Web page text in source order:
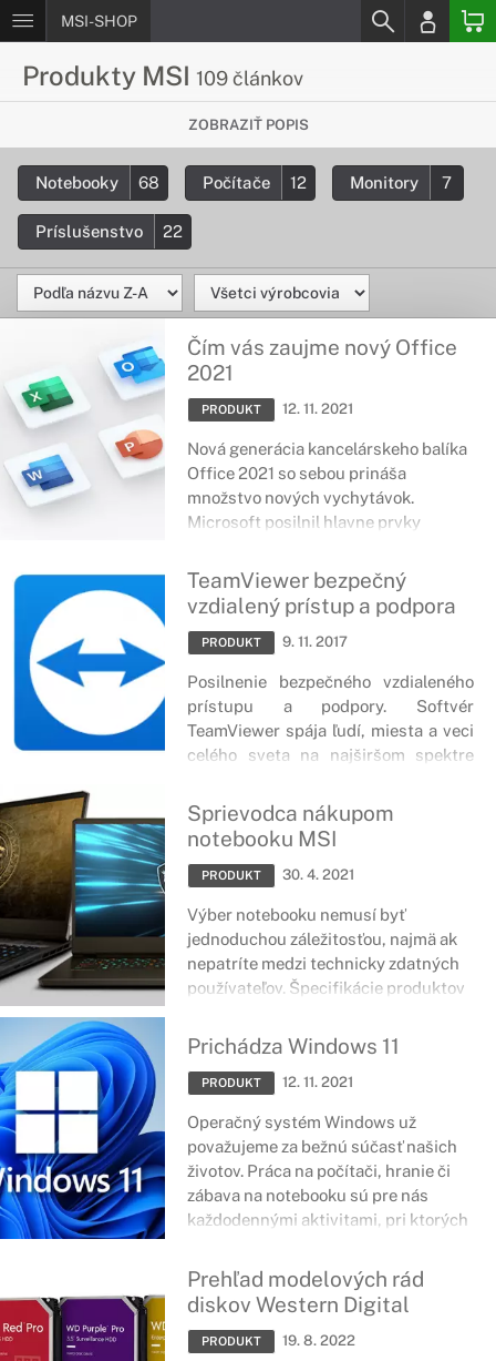
MSI-SHOP
Produkty MSI 109 článkov
Všetko, čo chceš vedieť o MSI
produktoch
Všetky informácie týkajúce sa produktov MSI. Podrobné
detaily o produktových technológiach a komponentoch.
ZOBRAZIŤ POPIS
Notebooky 68 Počítače 12 Monitory 7
Príslušenstvo 22
Čím vás zaujme nový Office
2021
PRODUKT 12. 11. 2021
Nová generácia kancelárskeho balíka
Office 2021 so sebou prináša
množstvo nových vychytávok.
Microsoft posilnil hlavne prvky
komunikáciu či prácu na spoločných
projektoch. Medzi okamžite viditeľné
zmeny patria aj nové ikony či vzhľad
niektorých záložiek.
TeamViewer bezpečný
vzdialený prístup a podpora
PRODUKT 9. 11. 2017
Posilnenie bezpečného vzdialeného
prístupu a podpory. Softvér
TeamViewer spája ľudí, miesta a veci
celého sveta na najširšom spektre
Sprievodca nákupom
notebooku MSI
PRODUKT 30. 4. 2021
Výber notebooku nemusí byť
jednoduchou záležitosťou, najmä ak
nepatríte medzi technicky zdatných
používateľov. Špecifikácie produktov
len nič nehovoriacou zmesou
na herné stroje, v ich portfóliu
obsahu, grafikov či manažérov. Náš
sprievodca vám poradí, na čo sa máte
zamerať, aby ste si vybrali notebook,
ktorý bude vyhovovať vašim
potrebám.
Prichádza Windows 11
PRODUKT 12. 11. 2021
Operačný systém Windows už
považujeme za bežnú súčasť našich
životov. Práca na počítači, hranie či
zábava na notebooku sú pre nás
každodennými aktivitami, pri ktorých
Teraz však uzrel svetlo sveta
operačný systém Windows 11.
Prehľad modelových rád
diskov Western Digital
PRODUKT 19. 8. 2022